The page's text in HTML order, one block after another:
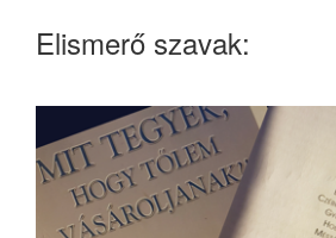
Elismerő szavak: